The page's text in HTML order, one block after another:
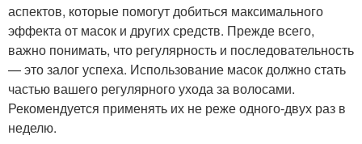
аспектов, которые помогут добиться максимального
эффекта от масок и других средств. Прежде всего,
важно понимать, что регулярность и последовательность
— это залог успеха. Использование масок должно стать
частью вашего регулярного ухода за волосами.
Рекомендуется применять их не реже одного-двух раз в
неделю.